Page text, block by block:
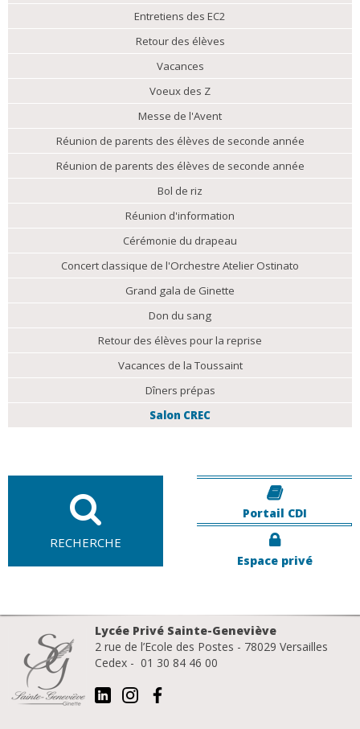
Entretiens des EC2
Retour des élèves
Vacances
Voeux des Z
Messe de l'Avent
Réunion de parents des élèves de seconde année
Réunion de parents des élèves de seconde année
Bol de riz
Réunion d'information
Cérémonie du drapeau
Concert classique de l'Orchestre Atelier Ostinato
Grand gala de Ginette
Don du sang
Retour des élèves pour la reprise
Vacances de la Toussaint
Dîners prépas
Salon CREC
RECHERCHE
Portail CDI
Espace privé
Lycée Privé Sainte-Geneviève
2 rue de l’Ecole des Postes - 78029 Versailles
Cedex - 01 30 84 46 00